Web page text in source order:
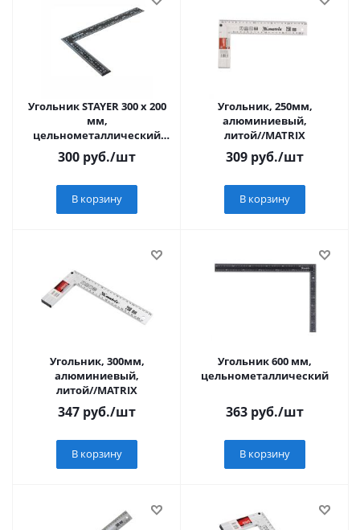
Угольник STAYER 300 х 200
мм,
цельнометаллический
(3435-30)
300 руб./шт
В корзину
Угольник, 250мм,
алюминиевый,
литой//MATRIX
309 руб./шт
В корзину
Угольник, 300мм,
алюминиевый,
литой//MATRIX
347 руб./шт
В корзину
Угольник 600 мм,
цельнометаллический
363 руб./шт
В корзину